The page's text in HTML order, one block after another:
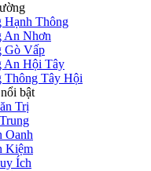
Hạnh Thông
An Nhơn
Gò Vấp
An Hội Tây
Thông Tây Hội
bật
Trị
Oanh
Kiệm
Ích